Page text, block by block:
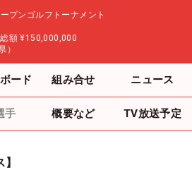
プンゴルフトーナメント
額 ¥150,000,000
）
ード 組み合せ ニュース
手 概要など TV放送予定